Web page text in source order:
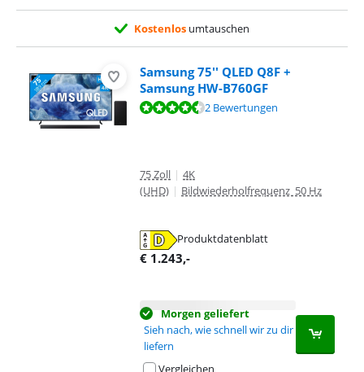
Kostenlos umtauschen
Samsung 75'' QLED Q8F +
Samsung HW-B760GF
Bewertet mit 9,0 von 10, basierend auf 2 Bewertungen.
2 Bewertungen
75 Zoll | 4K
(UHD) | Bildwiederholfrequenz 50 Hz
Produktdatenblatt
wird in neuem Tab geöffnet
€ 1.243,-
Morgen geliefert
Sieh nach, wie schnell wir zu dir
liefern
Vergleichen